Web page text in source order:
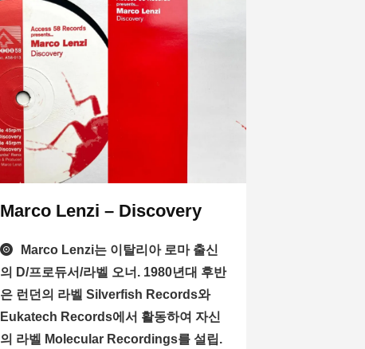
Marco Lenzi – Discovery
Marco Lenzi는 이탈리아 로마 출신
의 D/프로듀서/라벨 오너. 1980년대 후반
은 런던의 라벨 Silverfish Records와
Eukatech Records에서 활동하여 자신
의 라벨 Molecular Recordings를 설립.